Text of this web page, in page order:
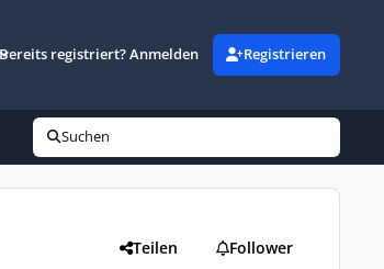
Bereits registriert? Anmelden Registrieren
Suchen
Teilen Follower